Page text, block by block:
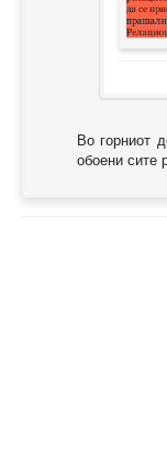
Во горниот
обоени сите